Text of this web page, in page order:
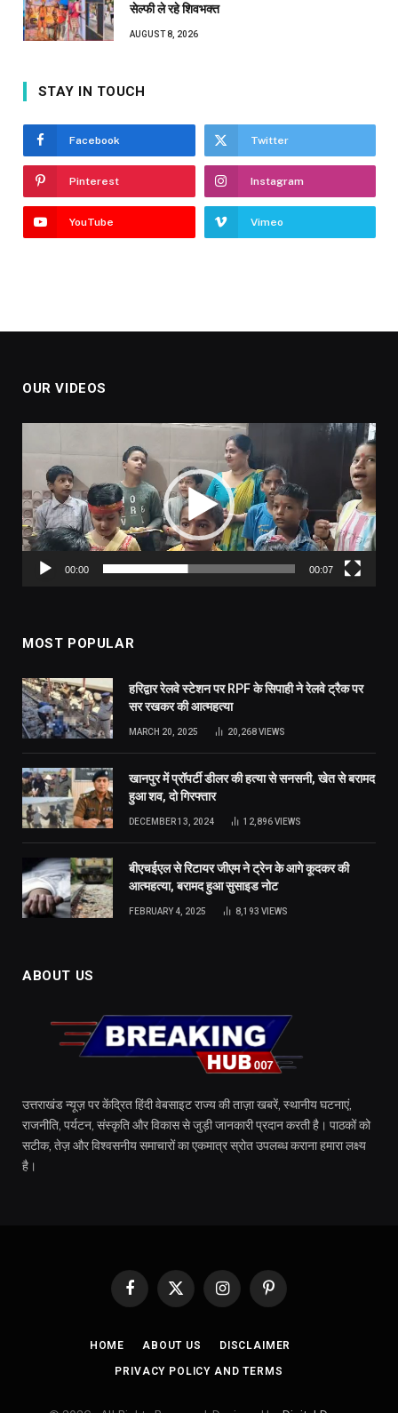
सेल्फी ले रहे शिवभक्त
AUGUST 8, 2026
STAY IN TOUCH
Facebook Twitter
Pinterest Instagram
YouTube Vimeo
OUR VIDEOS
00:00 00:07
MOST POPULAR
हरिद्वार रेलवे स्टेशन पर RPF के सिपाही ने रेलवे ट्रैक पर
सर रखकर की आत्महत्या
MARCH 20, 2025 20,268VIEWS
खानपुर में प्रॉपर्टी डीलर की हत्या से सनसनी, खेत से बरामद
हुआ शव, दो गिरफ्तार
DECEMBER 13, 2024 12,896VIEWS
बीएचईएल से रिटायर जीएम ने ट्रेन के आगे कूदकर की
आत्महत्या, बरामद हुआ सुसाइड नोट
FEBRUARY 4, 2025 8,193 VIEWS
ABOUT US
उत्तराखंड न्यूज़ पर केंद्रित हिंदी वेबसाइट राज्य की ताज़ा खबरें, स्थानीय घटनाएं,
राजनीति, पर्यटन, संस्कृति और विकास से जुड़ी जानकारी प्रदान करती है। पाठकों को
सटीक, तेज़ और विश्वसनीय समाचारों का एकमात्र स्रोत उपलब्ध कराना हमारा लक्ष्य
है।
Facebook
X
InstagramPinterest
HOME ABOUT US DISCLAIMER
PRIVACY POLICY AND TERMS